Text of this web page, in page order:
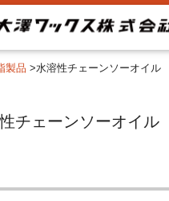
製品 >水溶性チェーンソーオイル
チェーンソーオイ